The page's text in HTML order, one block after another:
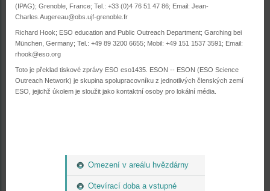
Omezení v areálu hvězdárny
Otevírací doba a vstupné
(IPAG); Grenoble, France; Tel.: +33 (0)4 76 51 47 86; Email: Jean-
Charles.Augereau@obs.ujf-grenoble.fr
Richard Hook; ESO education and Public Outreach Department; Garching bei
München, Germany; Tel.: +49 89 3200 6655; Mobil: +49 151 1537 3591; Email:
rhook@eso.org
Toto je překlad tiskové zprávy ESO eso1435. ESON -- ESON (ESO Science
Outreach Network) je skupina spolupracovníku z jednotlivých členských zemí
ESO, jejichž úkolem je sloužit jako kontaktní osoby pro lokální média.